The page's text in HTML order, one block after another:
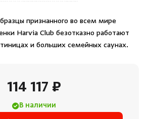
признанного во всем мире
Harvia Club безотказно работают
и больших семейных саунах.
114 117 ₽
В наличии